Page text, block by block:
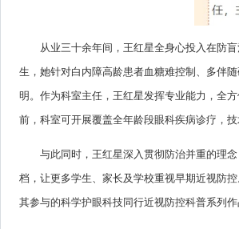
从业三十余年间，王红星全身心投入在防
生，她针对白内障高龄患者血糖难控制、多伴
明。作为科室主任，王红星发挥专业能力，全
前，科室可开展覆盖全年龄段眼科疾病诊疗，
与此同时，王红星深入贯彻防治并重的理
档，让更多学生、家长及学校重视早期近视防
其参与的科学护眼科技同行近视防控科普系列